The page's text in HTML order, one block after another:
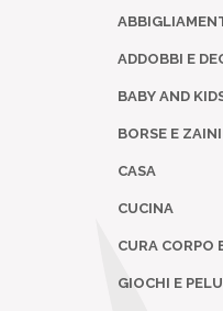
ADDOBBI E
BABY AND
BORSE E ZAINI
CASA
CUCINA
CURA CORPO
GIOCHI E